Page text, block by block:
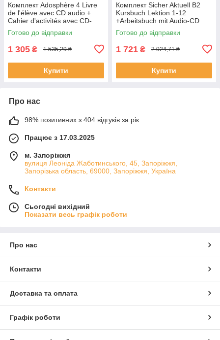
Комплект Adosphère 4 Livre
de l'élève avec CD audio +
Cahier d'activités avec CD-
ROM (оригинал)
Готово до відправки
1 305 ₴ 1 535,29 ₴
Купити
Комплект Sicher Aktuell B2
Kursbuch Lektion 1-12
+Arbeitsbuch mit Audio-CD
Lektion 1-12 (оригинал)
Готово до відправки
1 721 ₴ 2 024,71 ₴
Купити
Про нас
98% позитивних з 404 відгуків за рік
Працює з 17.03.2025
м. Запоріжжя
вулиця Леоніда Жаботинського, 45, Запоріжжя,
Запорізька область, 69000, Запоріжжя, Україна
Контакти
Сьогодні вихідний
Показати весь графік роботи
Про нас
Контакти
Доставка та оплата
Графік роботи